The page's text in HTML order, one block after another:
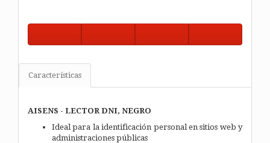
Características
AISENS - LECTOR DNI, NEGRO
Ideal para la identificación personal en sitios web y
administraciones públicas